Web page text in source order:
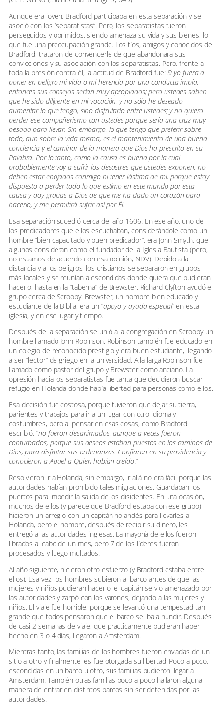
Aunque era joven, Bradford participaba en esta separación y se
asoció con los “separatistas”. Pero, los separatistas fueron
perseguidos y oprimidos, siendo amenaza su vida y sus bienes, lo
que fue una preocupación grande. Los tíos, amigos y conocidos de
Bradford, trataron de convencerle de que abandonara sus
convicciones y su asociación con los separatistas. Pero, frente a
toda la presión contra él, la actitud de Bradford fue: Si yo fuera a
poner en peligro mi vida o mi herencia por una conducta impía,
entonces sus consejos serían muy apropiados; pero ustedes saben
que he sido diligente en mi vocación, y no sólo he deseado
aumentar lo que tengo, sino disfrutarlo entre ustedes; y no quiero
perder ese compañerismo con ustedes porque sería una cruz muy
pesada para llevar. Sin embargo, lo que tengo que preferir sobre
todo, aun sobre la vida misma, es el mantenimiento de una buena
conciencia y el caminar de la manera que Dios ha prescrito en su
Palabra. Por lo tanto, como la causa es buena por la cual
probablemente voy a sufrir los desastres que ustedes exponen, no
deben estar enojados conmigo ni tener lástima de mí, porque estoy
dispuesto a perder todo lo que estimo en este mundo por esta
causa y doy gracias a Dios de que me ha dado un corazón para
hacerlo, y me permitirá sufrir así por Él.
Esa separación sucedió cerca del año 1606. En ese año, uno de
los predicadores que ellos escuchaban, considerándole como un
hombre “bien capacitado y buen predicador”, era John Smyth, que
algunos consideran como el fundador de la Iglesia Bautista (pero,
no estamos de acuerdo con esa opinión, NDV). Debido a la
distancia y a los peligros, los cristianos se separaron en grupos
más locales y se reunían a escondidas donde quiera que pudieran
hacerlo, hasta en la “taberna” de Brewster. Richard Clyfton ayudó el
grupo cerca de Scrooby. Brewster, un hombre bien educado y
estudiante de la Biblia, era un “apoyo y ayuda especial” en esta
iglesia, y en ese lugar y tiempo.
Después de la separación se unió a la congregación en Scrooby un
hombre llamado John Robinson. Robinson también fue educado en
un colegio de reconocido prestigio y era buen estudiante, llegando
a ser “lector” de griego en la universidad. A la larga Robinson fue
llamado como pastor del grupo y Brewster como anciano. La
opresión hacia los separatistas fue tanta que decidieron buscar
refugio en Holanda donde había libertad para personas como ellos.
Esa decisión fue costosa, porque tuvieron que dejar su tierra,
parientes y trabajos para ir a un lugar con otro idioma y
costumbres, pero al pensar en esas cosas, como Bradford
escribió, “no fueron desanimados, aunque a veces fueron
conturbados, porque sus deseos estaban puestos en los caminos de
Dios, para disfrutar sus ordenanzas. Confiaron en su providencia y
conocieron a Aquel a Quien habían creído.”
Resolvieron ir a Holanda, sin embargo, ir allá no era fácil porque las
autoridades habían prohibido tales migraciones. Guardaban los
puertos para impedir la salida de los disidentes. En una ocasión,
muchos de ellos (y parece que Bradford estaba con ese grupo)
hicieron un arreglo con un capitán holandés para llevarles a
Holanda, pero el hombre, después de recibir su dinero, les
entregó a las autoridades inglesas. La mayoría de ellos fueron
librados al cabo de un mes, pero 7 de los líderes fueron
procesados y luego multados.
Al año siguiente, hicieron otro esfuerzo (y Bradford estaba entre
ellos). Esa vez, los hombres subieron al barco antes de que las
mujeres y niños pudieran hacerlo, el capitán se vio amenazado por
las autoridades y zarpó con los varones, dejando a las mujeres y
niños. El viaje fue horrible, porque se levantó una tempestad tan
grande que todos pensaron que el barco se iba a hundir. Después
de casi 2 semanas de viaje, que practicamente pudieran haber
hecho en 3 o 4 días, llegaron a Amsterdam.
Mientras tanto, las familias de los hombres fueron enviadas de un
sitio a otro y finalmente les fue otorgada su libertad. Poco a poco,
escondidas en un barco u otro, sus familias pudieron llegar a
Amsterdam. También otras familias poco a poco hallaron alguna
manera de entrar en distintos barcos sin ser detenidas por las
autoridades.